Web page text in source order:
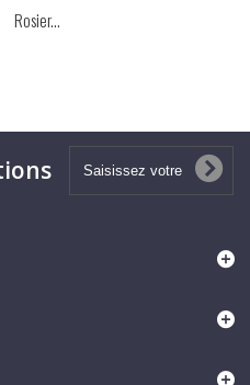
Rosier...